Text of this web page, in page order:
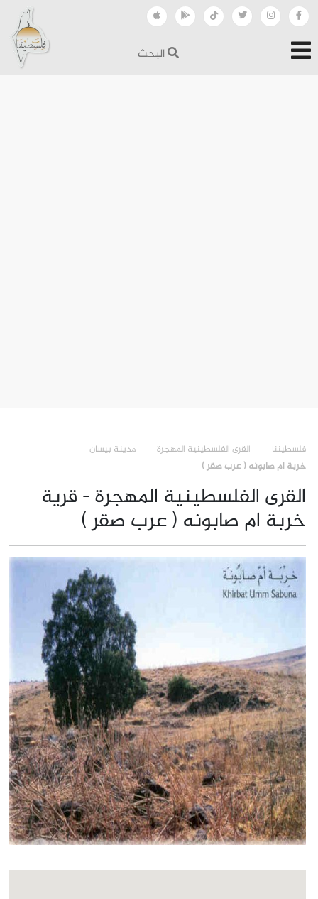
البحث
فلسطيننا القرى الفلسطينية المهجرة مدينة بيسان
خربة ام صابونه ( عرب صقر )
القرى الفلسطينية المهجرة - قرية
خربة ام صابونه ( عرب صقر )